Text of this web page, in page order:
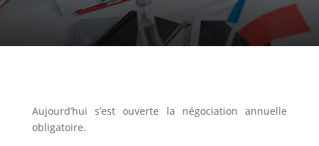
Aujourd’hui s’est ouverte la négociation annuelle
obligatoire.